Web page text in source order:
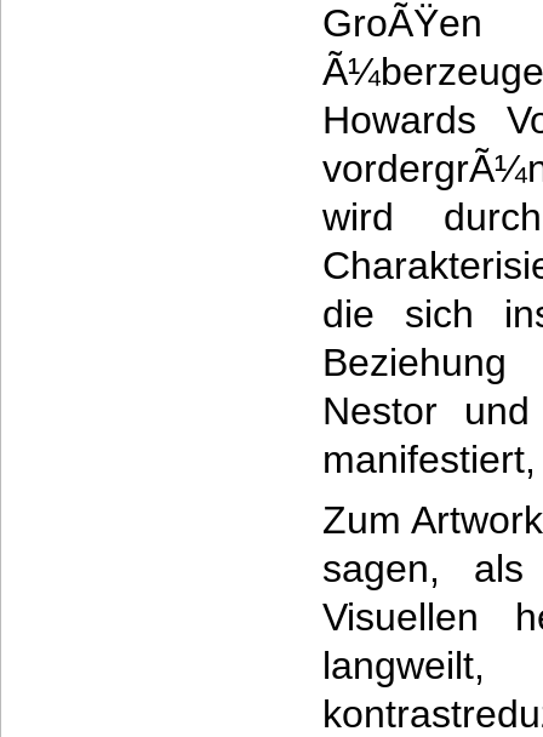
Howards
wird
die sich
Nestor
Zum
sagen,
Visuellen